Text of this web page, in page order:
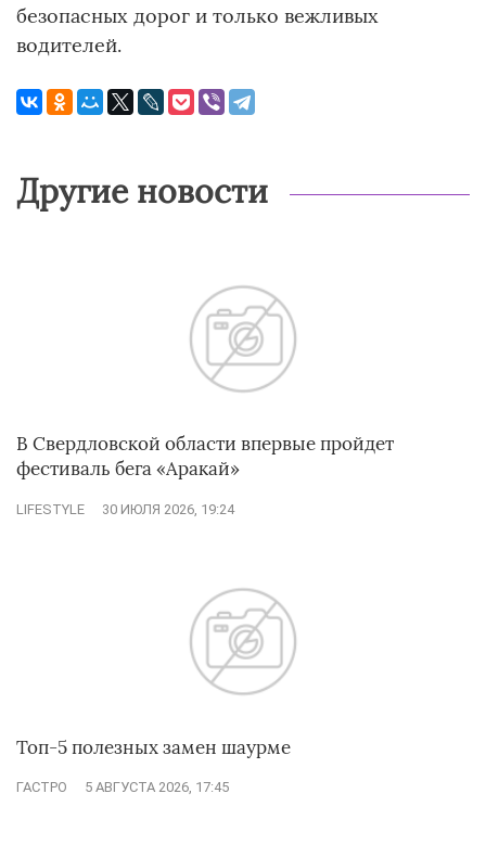
безопасных дорог и только вежливых
водителей.
Другие новости
В Свердловской области впервые пройдет
фестиваль бега «Аракай»
LIFESTYLE 30 ИЮЛЯ 2026, 19:24
Топ-5 полезных замен шаурме
ГАСТРО 5 АВГУСТА 2026, 17:45